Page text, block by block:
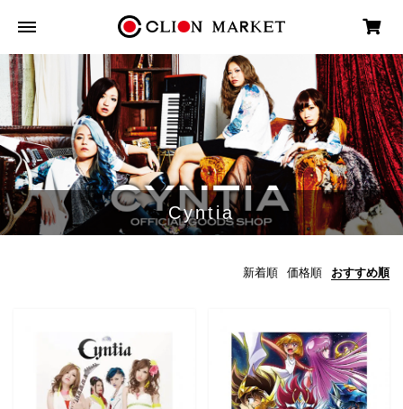
Cyntia
新着順 価格順 おすすめ順